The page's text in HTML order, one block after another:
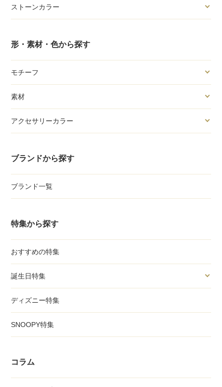
ストーンカラー
形・素材・色から探す
モチーフ
素材
アクセサリーカラー
ブランドから探す
ブランド一覧
特集から探す
おすすめの特集
誕生日特集
ディズニー特集
SNOOPY特集
コラム